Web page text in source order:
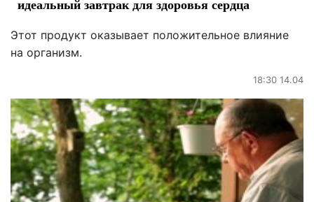
идеальный завтрак для здоровья сердца
Этот продукт оказывает положительное влияние
на организм.
18:30 14.04